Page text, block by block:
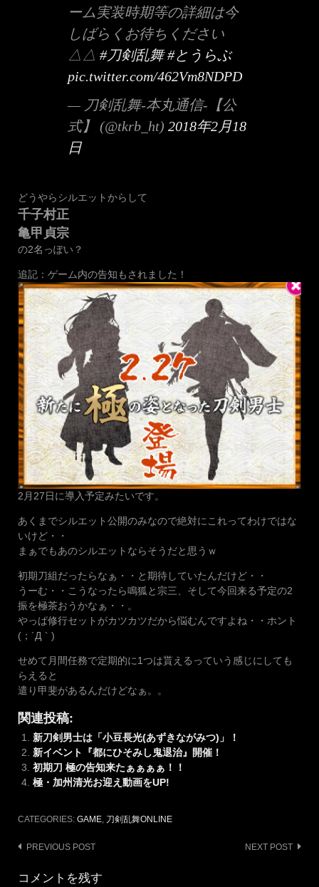
ーム実装時期等の詳細は今
しばらくお待ちください
△△ #刀剣乱舞 #とうらぶ
pic.twitter.com/462Vm8NDPD
— 刀剣乱舞-本丸通信-【公
式】 (@tkrb_ht) 2018年2月18
日
どうやらシルエットからして
千子村正
亀甲貞宗
の2名っぽい？
追記：ゲーム内の告知もされました！
2月27日に導入予定みたいです。
あくまでシルエット公開のみなので絶対にこれってわけではな
いけど・・
まぁでもあのシルエットならそうだと思うｗ
初期刀組だったらなぁ・・と期待していたんだけど・・
うーむ・・こうなったら鳴狐と宗三、そして今回来る予定の2
振を極茶おうかなぁ・・。
やっぱ修行セットがカツカツだから悩むんですよね・・ホント
(；´Д｀)
せめて月間任務で定期的に1つは貰えるっていう感じにしても
らえると
遣り甲斐があるんだけどなぁ。。
関連投稿:
新刀剣男士は「小豆長光(あずきながみつ)」！
新イベント『都にひそみし鬼退治』開催！
初期刀 極の告知来たぁぁぁぁ！！
極・加州清光お迎え動画をUP!
CATEGORIES: GAME, 刀剣乱舞ONLINE
Post
navigation
PREVIOUS POST NEXT POST
コメントを残す